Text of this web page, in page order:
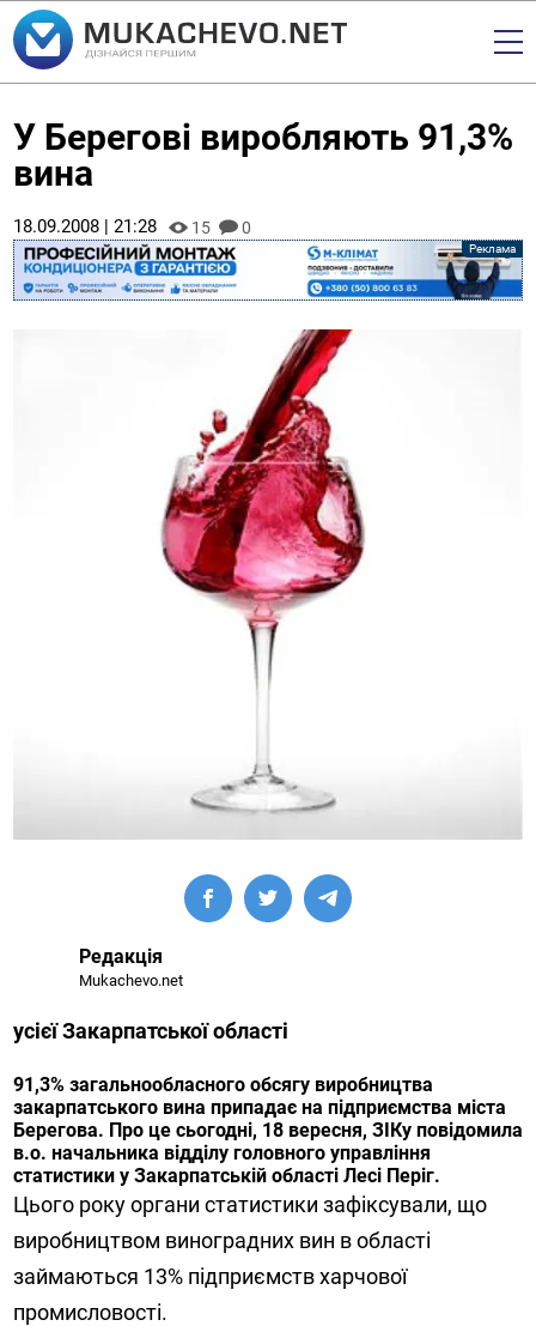
У Берегові виробляють 91,3%
вина
18.09.2008 | 21:28 15 0
Редакція
Mukachevo.net
усієї Закарпатської області
91,3% загальнообласного обсягу виробництва
закарпатського вина припадає на підприємства міста
Берегова. Про це сьогодні, 18 вересня, ЗІКу повідомила
в.о. начальника відділу головного управління
статистики у Закарпатській області Лесі Періг.
Цього року органи статистики зафіксували, що
виробництвом виноградних вин в області
займаються 13% підприємств харчової
промисловості.